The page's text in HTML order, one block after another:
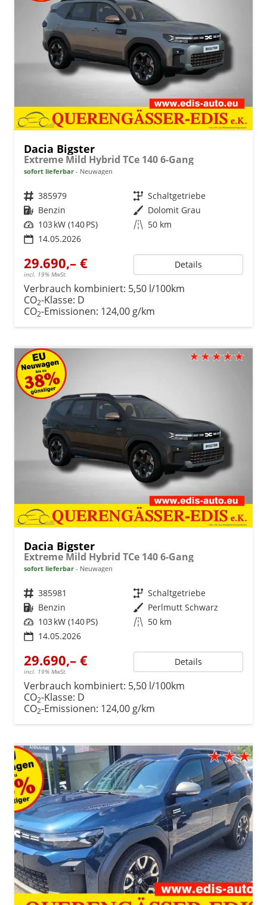
Dacia Bigster
Extreme Mild Hybrid TCe 140 6-Gang
sofort lieferbar Neuwagen
Fahrzeugnr. 385979 Getriebe Schaltgetriebe
Kraftstoff Benzin Außenfarbe Dolomit Grau
Leistung 103 kW (140 PS) Kilometerstand 50 km
14.05.2026
29.690,– €
incl. 19% MwSt.
Details
Verbrauch kombiniert: 5,50 l/100km
CO2-Klasse: D
CO2-Emissionen: 124,00 g/km
Dacia Bigster
Extreme Mild Hybrid TCe 140 6-Gang
sofort lieferbar Neuwagen
Fahrzeugnr. 385981 Getriebe Schaltgetriebe
Kraftstoff Benzin Außenfarbe Perlmutt Schwarz
Leistung 103 kW (140 PS) Kilometerstand 50 km
14.05.2026
29.690,– €
incl. 19% MwSt.
Details
Verbrauch kombiniert: 5,50 l/100km
CO2-Klasse: D
CO2-Emissionen: 124,00 g/km